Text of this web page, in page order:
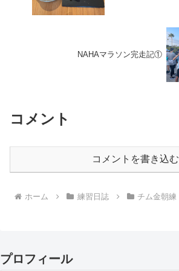
NAHAマラソン完走記①
コメント
コメントを書き込む
ホーム 練習日誌 チム金朝練
プロフィール